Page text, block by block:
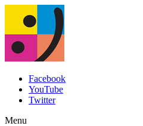
Facebook
YouTube
Twitter
Menu